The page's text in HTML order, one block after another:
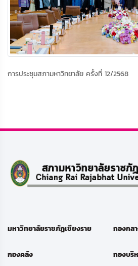
การประชุมสภามหาวิทยาลัย ครั้งที่ 12/2568
มหาวิทยาลัยราชภัฏเชียงราย กองกล
กองคลัง กองบริ